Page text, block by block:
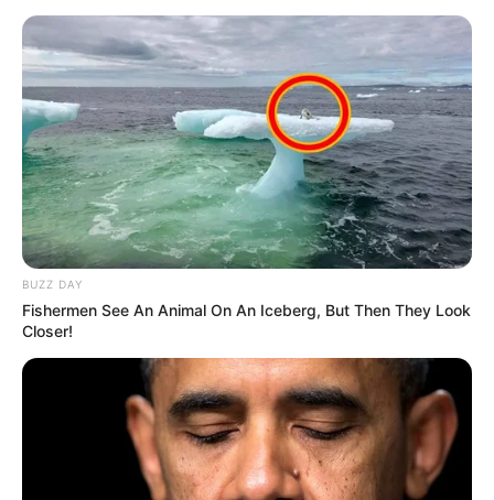
BUZZ DAY
Fishermen See An Animal On An Iceberg, But Then They Look
Closer!